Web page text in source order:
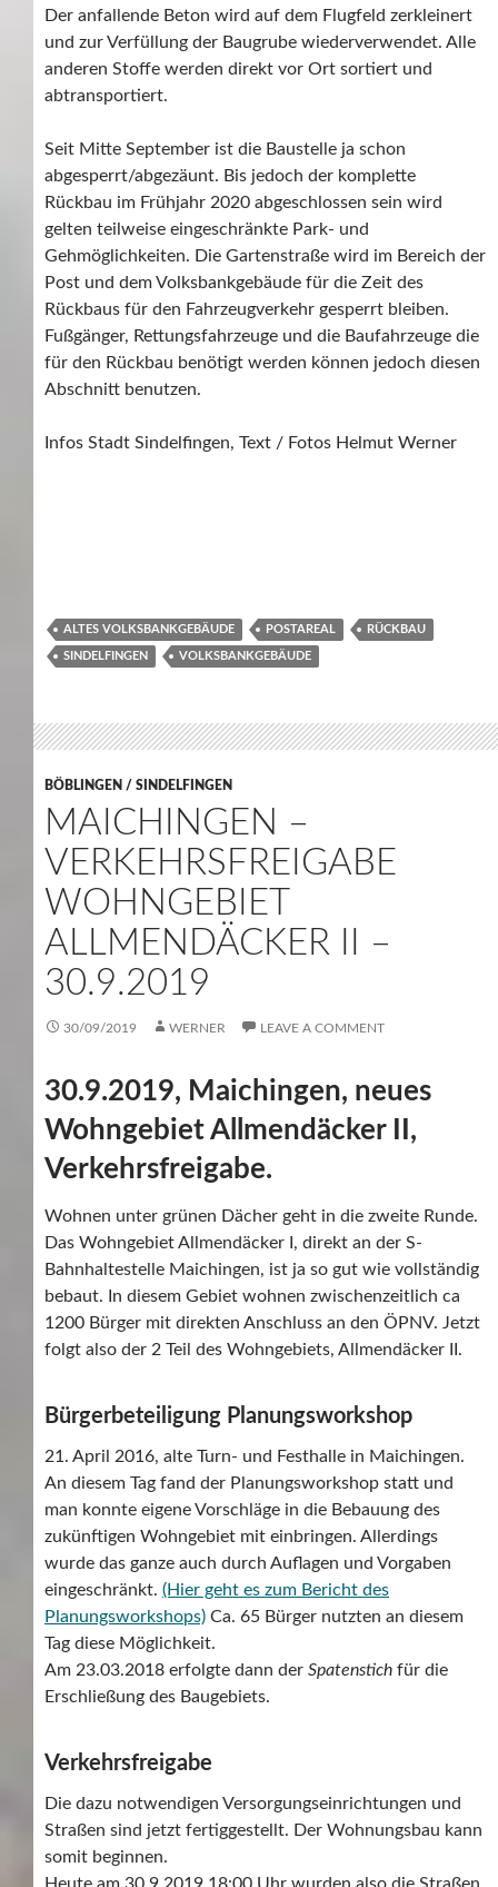
Der anfallende Beton wird auf dem Flugfeld zerkleinert
und zur Verfüllung der Baugrube wiederverwendet. Alle
anderen Stoffe werden direkt vor Ort sortiert und
abtransportiert.
Seit Mitte September ist die Baustelle ja schon
abgesperrt/abgezäunt. Bis jedoch der komplette
Rückbau im Frühjahr 2020 abgeschlossen sein wird
gelten teilweise eingeschränkte Park- und
Gehmöglichkeiten. Die Gartenstraße wird im Bereich der
Post und dem Volksbankgebäude für die Zeit des
Rückbaus für den Fahrzeugverkehr gesperrt bleiben.
Fußgänger, Rettungsfahrzeuge und die Baufahrzeuge die
für den Rückbau benötigt werden können jedoch diesen
Abschnitt benutzen.
Infos Stadt Sindelfingen, Text / Fotos Helmut Werner
ALTES VOLKSBANKGEBÄUDE POSTAREAL RÜCKBAU
SINDELFINGEN VOLKSBANKGEBÄUDE
BÖBLINGEN / SINDELFINGEN
MAICHINGEN –
VERKEHRSFREIGABE
WOHNGEBIET
ALLMENDÄCKER II –
30.9.2019
30/09/2019 WERNER LEAVE A COMMENT
30.9.2019, Maichingen, neues
Wohngebiet Allmendäcker II,
Verkehrsfreigabe.
Wohnen unter grünen Dächer geht in die zweite Runde.
Das Wohngebiet Allmendäcker I, direkt an der S-
Bahnhaltestelle Maichingen, ist ja so gut wie vollständig
bebaut. In diesem Gebiet wohnen zwischenzeitlich ca
1200 Bürger mit direkten Anschluss an den ÖPNV. Jetzt
folgt also der 2 Teil des Wohngebiets, Allmendäcker II.
Bürgerbeteiligung Planungsworkshop
21. April 2016, alte Turn- und Festhalle in Maichingen.
An diesem Tag fand der Planungsworkshop statt und
man konnte eigene Vorschläge in die Bebauung des
zukünftigen Wohngebiet mit einbringen. Allerdings
wurde das ganze auch durch Auflagen und Vorgaben
eingeschränkt. (Hier geht es zum Bericht des
Planungsworkshops) Ca. 65 Bürger nutzten an diesem
Tag diese Möglichkeit.
Am 23.03.2018 erfolgte dann der Spatenstich für die
Erschließung des Baugebiets.
Verkehrsfreigabe
Die dazu notwendigen Versorgungseinrichtungen und
Straßen sind jetzt fertiggestellt. Der Wohnungsbau kann
somit beginnen.
Heute am 30.9.2019 18:00 Uhr wurden also die Straßen